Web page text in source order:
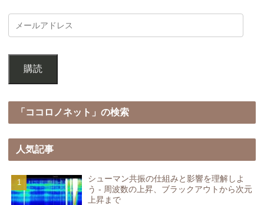
購読
「ココロノネット」の検索
人気記事
シューマン共振の仕組みと影響を理解しよ
う - 周波数の上昇、ブラックアウトから次元
上昇まで